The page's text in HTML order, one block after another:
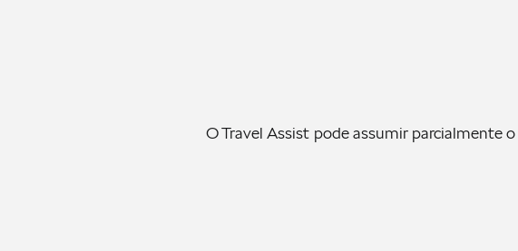
O Travel Assist pode assumir parcialmente